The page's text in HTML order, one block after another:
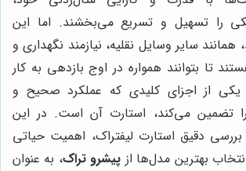
را تسهیل و تسریع می‌بخشند. اما این
همانند سایر وسایل نقلیه، نیازمند نگهداری و
تا بتوانند همواره در اوج بازدهی به کار
یکی از اجزای کلیدی که عملکرد صحیح و
تضمین می‌کند، استارت آن است. در این
بررسی دقیق استارت لیفتراک، اهمیت حیاتی
بهترین مدل‌ها از پیشرو تراک، به عنوان